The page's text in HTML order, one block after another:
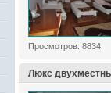
Просмотров: 8834
Люкс